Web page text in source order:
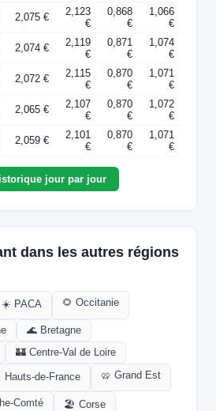
2,075 €
2,123
€
0,868
€
1,066
€
2,074 €
2,119
€
0,871
€
1,074
€
2,072 €
2,115
€
0,870
€
1,071
€
2,065 €
2,107
€
0,870
€
1,072
€
2,059 €
2,101
€
0,870
€
1,071
€
jour par jour
dans les autres régions
☀️ PACA 🌻 Occitanie
🌊 Bretagne
🏰 Centre-Val de Loire
Hauts-de-France 🥨 Grand Est
Comté 🏖️ Corse